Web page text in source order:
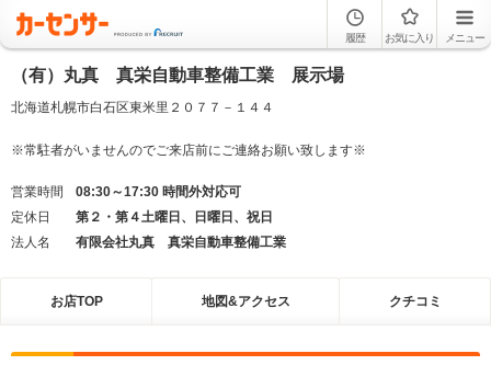
履歴 お気に入り メニュー
（有）丸真 真栄自動車整備工業 展示場
北海道札幌市白石区東米里２０７７－１４４
※常駐者がいませんのでご来店前にご連絡お願い致します※
営業時間
08:30～17:30 時間外対応可
定休日
第２・第４土曜日、日曜日、祝日
法人名
有限会社丸真 真栄自動車整備工業
お店TOP 地図&アクセス クチコミ